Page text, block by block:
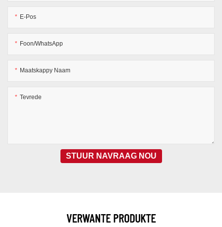
E-Pos
Foon/WhatsApp
Maatskappy Naam
Tevrede
STUUR NAVRAAG NOU
VERWANTE PRODUKTE